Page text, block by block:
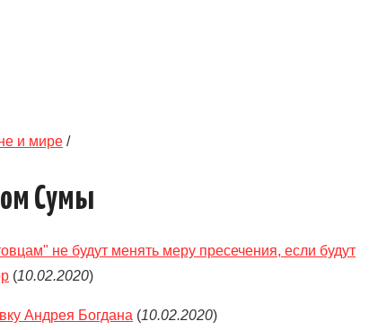
и мире /
Сумы
не будут менять меру пресечения, если будут
(10.02.2020)
Андрея Богдана (10.02.2020)